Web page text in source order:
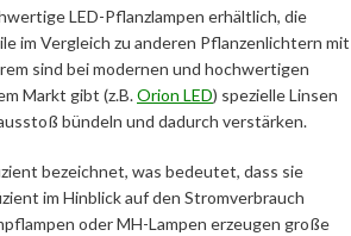
LED-Pflanzlampen erhältlich, die
im Vergleich zu anderen Pflanzenlichtern mit
sind bei modernen und hochwertigen
Markt gibt (z.B.Orion LED) spezielle Linsen
bündeln und dadurch verstärken.
bezeichnet, was bedeutet, dass sie
im Hinblick auf den Stromverbrauch
oder MH-Lampen erzeugen große